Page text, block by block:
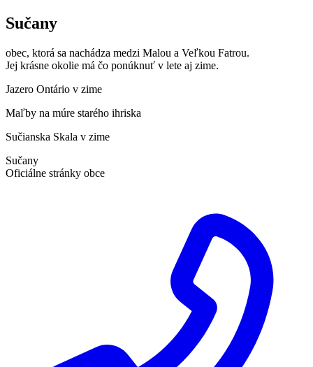
Sučany
obec, ktorá sa nachádza medzi Malou a Veľkou Fatrou.
Jej krásne okolie má čo ponúknuť v lete aj zime.
Jazero Ontário v zime
Maľby na múre starého ihriska
Sučianska Skala v zime
Sučany
Oficiálne stránky obce